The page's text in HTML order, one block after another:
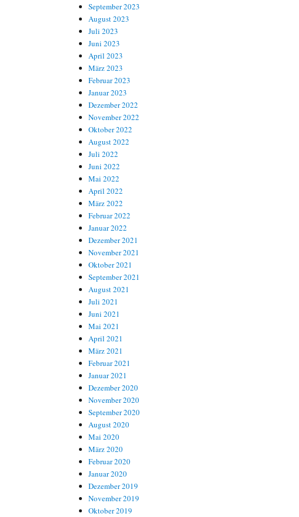
September 2023
August 2023
Juli 2023
Juni 2023
April 2023
März 2023
Februar 2023
Januar 2023
Dezember 2022
November 2022
Oktober 2022
August 2022
Juli 2022
Juni 2022
Mai 2022
April 2022
März 2022
Februar 2022
Januar 2022
Dezember 2021
November 2021
Oktober 2021
September 2021
August 2021
Juli 2021
Juni 2021
Mai 2021
April 2021
März 2021
Februar 2021
Januar 2021
Dezember 2020
November 2020
September 2020
August 2020
Mai 2020
März 2020
Februar 2020
Januar 2020
Dezember 2019
November 2019
Oktober 2019